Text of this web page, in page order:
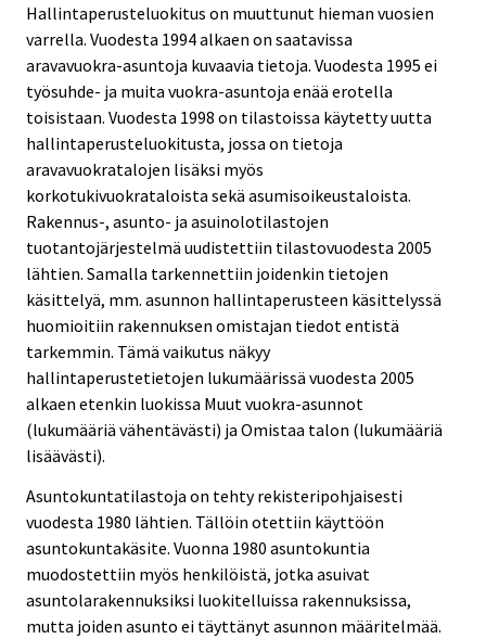
Hallintaperusteluokitus on muuttunut hieman vuosien
varrella. Vuodesta 1994 alkaen on saatavissa
aravavuokra-asuntoja kuvaavia tietoja. Vuodesta 1995 ei
työsuhde- ja muita vuokra-asuntoja enää erotella
toisistaan. Vuodesta 1998 on tilastoissa käytetty uutta
hallintaperusteluokitusta, jossa on tietoja
aravavuokratalojen lisäksi myös
korkotukivuokrataloista sekä asumisoikeustaloista.
Rakennus-, asunto- ja asuinolotilastojen
tuotantojärjestelmä uudistettiin tilastovuodesta 2005
lähtien. Samalla tarkennettiin joidenkin tietojen
käsittelyä, mm. asunnon hallintaperusteen käsittelyssä
huomioitiin rakennuksen omistajan tiedot entistä
tarkemmin. Tämä vaikutus näkyy
hallintaperustetietojen lukumäärissä vuodesta 2005
alkaen etenkin luokissa Muut vuokra-asunnot
(lukumääriä vähentävästi) ja Omistaa talon (lukumääriä
lisäävästi).
Asuntokuntatilastoja on tehty rekisteripohjaisesti
vuodesta 1980 lähtien. Tällöin otettiin käyttöön
asuntokuntakäsite. Vuonna 1980 asuntokuntia
muodostettiin myös henkilöistä, jotka asuivat
asuntolarakennuksiksi luokitelluissa rakennuksissa,
mutta joiden asunto ei täyttänyt asunnon määritelmää.